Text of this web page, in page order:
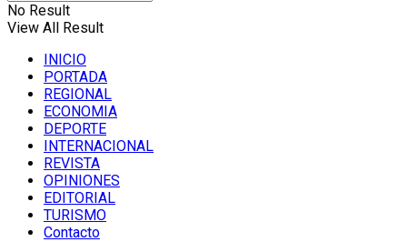
No Result
View All Result
INICIO
PORTADA
REGIONAL
ECONOMIA
DEPORTE
INTERNACIONAL
REVISTA
OPINIONES
EDITORIAL
TURISMO
Contacto